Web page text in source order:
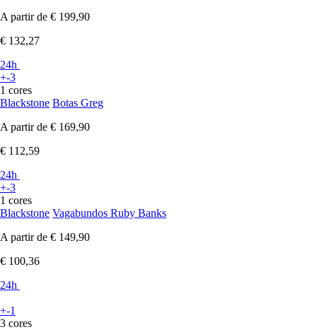
A partir de € 199,90
€ 132,27
24h
+-3
1 cores
Blackstone Botas Greg
A partir de € 169,90
€ 112,59
24h
+-3
1 cores
Blackstone Vagabundos Ruby Banks
A partir de € 149,90
€ 100,36
24h
+-1
3 cores